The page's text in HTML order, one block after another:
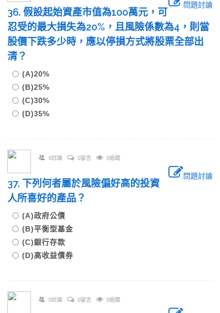
問題討論
36. 假設起始資產市值為100萬元，可
忍受的最大損失為20%，且風險係數為4，則當
股價下跌多少時，應以停損方式將股票全部出
清？
(A)20%
(B)25%
(C)30%
(D)35%
0討論 0留言 0追蹤
問題討論
37. 下列何者屬於風險偏好高的投資
人所喜好的產品？
(A)政府公債
(B)平衡型基金
(C)銀行存款
(D)高收益債券
0討論 0留言 0追蹤